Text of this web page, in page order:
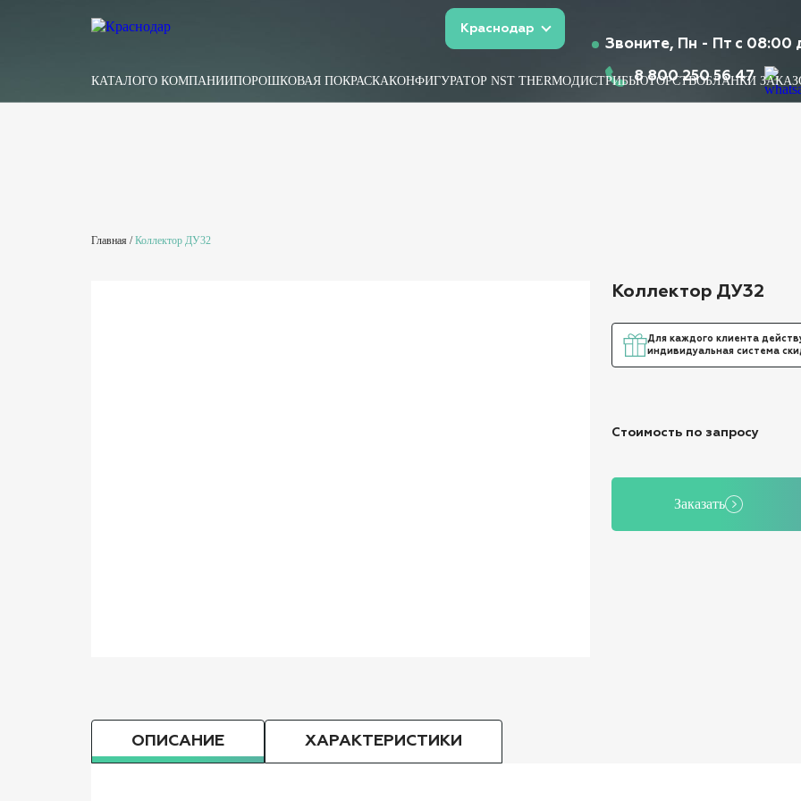
Звоните, Пн - Пт с 08:00
8 800 250 56 47
Краснодар
КАТАЛОГО КОМПАНИИПОРОШКОВАЯ ПОКРАСКАКОНФИГУРАТОР NST THERMOДИСТРИБЬЮТОРСТВОБЛАНКИ
Главная /Коллектор ДУ32
Коллектор ДУ32
Для каждого клиента
индивидуальная система
Стоимость по запросу
Заказать
ОПИСАНИЕ ХАРАКТЕРИСТИКИ